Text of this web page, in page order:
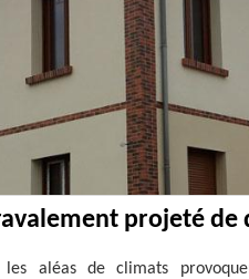
projeté de
aléas de climats